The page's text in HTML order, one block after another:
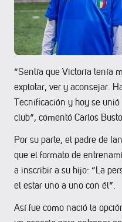
“Sentía que Victoria tenía
explotar, ver y aconsejar.
Tecnificación y hoy se
club”, comentó Carlos
Por su parte, el padre de
que el formato de
a inscribir a su hijo: “La
el estar uno a uno con él”.
Así fue como nació la